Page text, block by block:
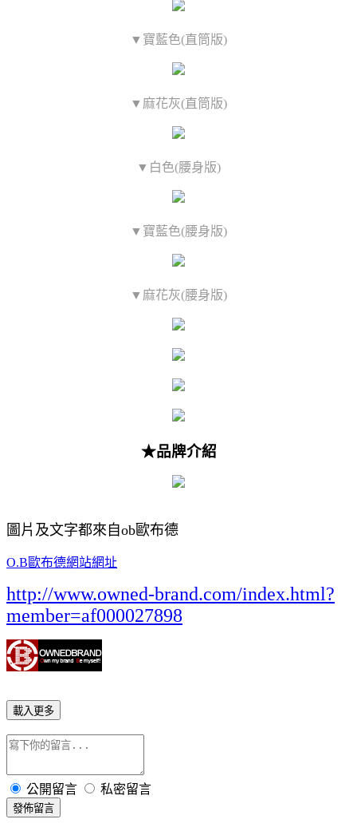
▼寶藍色(直筒版)
▼麻花灰(直筒版)
▼白色(腰身版)
▼寶藍色(腰身版)
▼麻花灰(腰身版)
★品牌介紹
圖片及文字都來自ob歐布德
O.B歐布德網站網址
http://www.owned-brand.com/index.html?
member=af000027898
載入更多
公開留言 私密留言
發佈留言